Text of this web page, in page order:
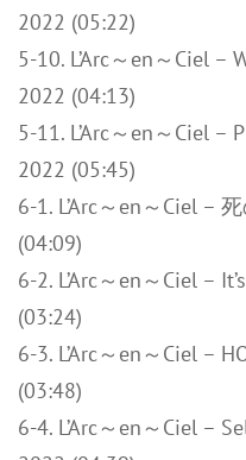
2022 (05:22)
5-10. L’Arc～en～Ciel –
2022 (04:13)
5-11. L’Arc～en～Ciel –
2022 (05:45)
6-1. L’Arc～en～Ciel –
(04:09)
6-2. L’Arc～en～Ciel –
(03:24)
6-3. L’Arc～en～Ciel –
(03:48)
6-4. L’Arc～en～Ciel –